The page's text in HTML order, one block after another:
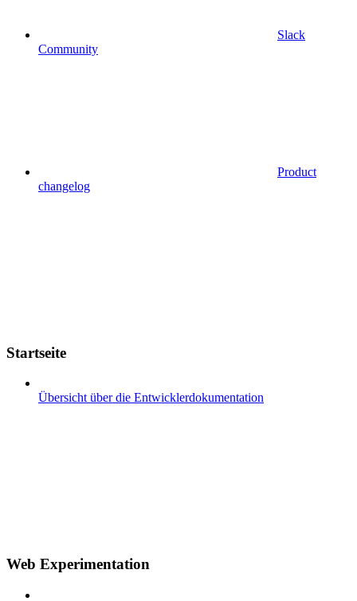
Slack
Community
Product
changelog
Startseite
Übersicht über die Entwicklerdokumentation
Web Experimentation